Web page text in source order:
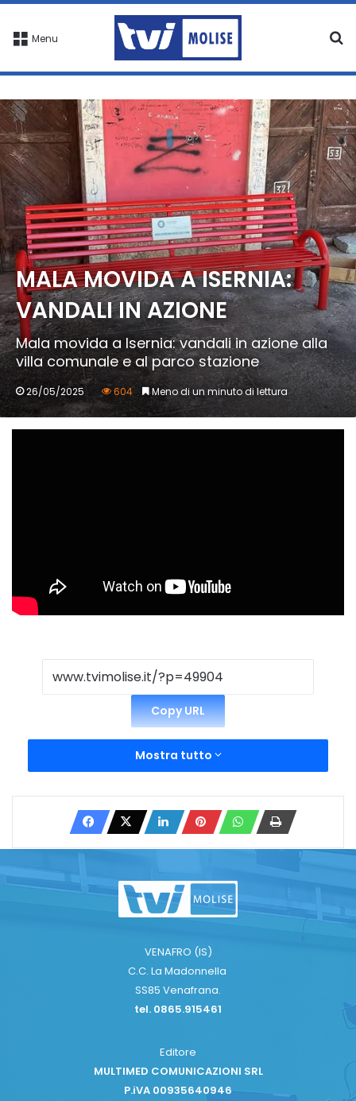
Menu
MALA MOVIDA A ISERNIA:
VANDALI IN AZIONE
Mala movida a Isernia: vandali in azione alla
villa comunale e al parco stazione
26/05/2025 604 Meno di un minuto di lettura
Copy URL
Mostra tutto
VENAFRO (IS)
C.C. La Madonnella
SS85 Venafrana.
tel. 0865.915461
Editore
MULTIMED COMUNICAZIONI SRL
P.iVA 00935640946